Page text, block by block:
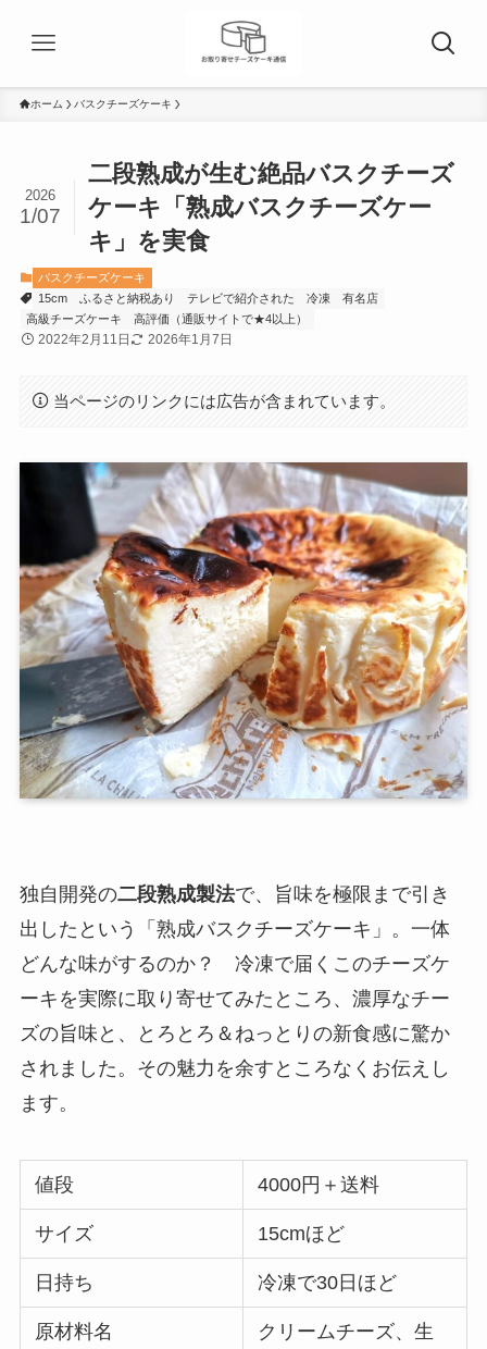
ホーム バスクチーズケーキ
二段熟成が生む絶品バスクチーズ
ケーキ「熟成バスクチーズケー
キ」を実食
2026
1/07
バスクチーズケーキ
15cm
ふるさと納税あり テレビで紹介された 冷凍
有名店
高級チーズケーキ
高評価（通販サイトで★4以上）
2022年2月11日 2026年1月7日
当ページのリンクには広告が含まれています。
独自開発の二段熟成製法で、旨味を極限まで引き
出したという「熟成バスクチーズケーキ」。一体
どんな味がするのか？ 冷凍で届くこのチーズケ
ーキを実際に取り寄せてみたところ、濃厚なチー
ズの旨味と、とろとろ＆ねっとりの新食感に驚か
されました。その魅力を余すところなくお伝えし
ます。
値段 4000円＋送料
サイズ 15cmほど
日持ち 冷凍で30日ほど
原材料名
クリームチーズ、生